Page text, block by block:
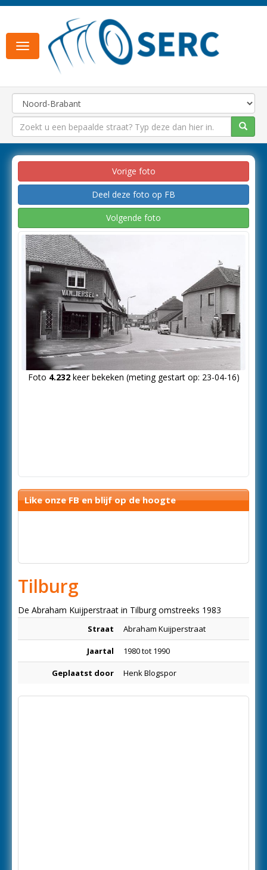
Toggle
navigation
Vorige foto
Deel deze foto op FB
Volgende foto
Foto 4.232keer bekeken (meting gestart op: 23-04-16)
Like onze FB en blijf op de hoogte
Tilburg
De Abraham Kuijperstraat in Tilburg omstreeks 1983
Straat Abraham Kuijperstraat
Jaartal 1980 tot 1990
Geplaatst door Henk Blogspor